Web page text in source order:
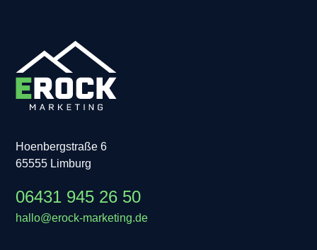
Hoenbergstraße 6
65555 Limburg
06431 945 26 50
hallo@erock-marketing.de